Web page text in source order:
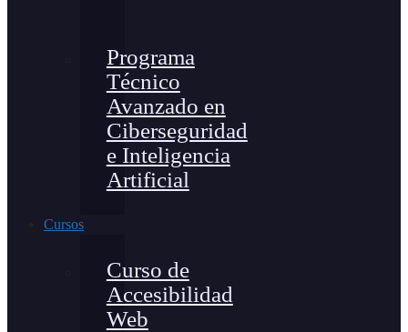
Programa
Técnico
Avanzado en
Ciberseguridad
e Inteligencia
Artificial
Cursos
Curso de
Accesibilidad
Web